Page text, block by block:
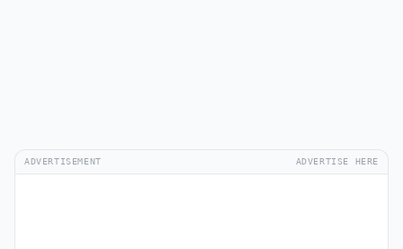
ADVERTISEMENT ADVERTISE HERE